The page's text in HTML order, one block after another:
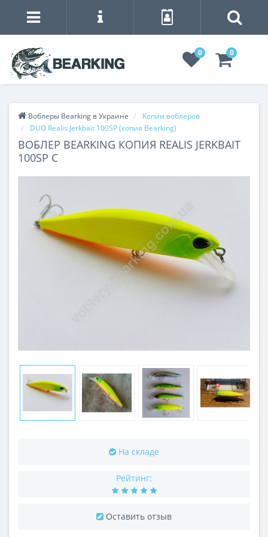
0 0
Воблеры Bearking в Украине
Копии воблеров
DUO Realis Jerkbait 100SP (копия Bearking)
ВОБЛЕР BEARKING КОПИЯ REALIS JERKBAIT
100SP C
На складе
Рейтинг:
Оставить отзыв